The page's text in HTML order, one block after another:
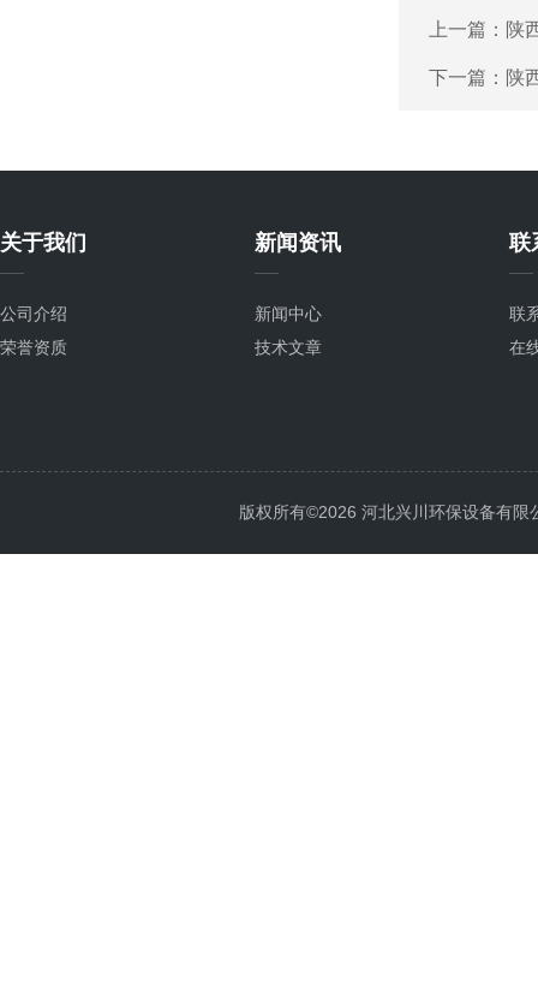
上一篇： 陕
下一篇： 陕
关于我们
公司介绍
荣誉资质
新闻资讯
新闻中心
技术文章
联
联
在
版权所有©2026 河北兴川环保设备有